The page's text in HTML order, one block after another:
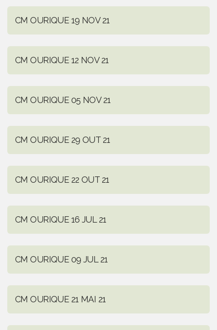
CM OURIQUE 19 NOV 21
CM OURIQUE 12 NOV 21
CM OURIQUE 05 NOV 21
CM OURIQUE 29 OUT 21
CM OURIQUE 22 OUT 21
CM OURIQUE 16 JUL 21
CM OURIQUE 09 JUL 21
CM OURIQUE 21 MAI 21